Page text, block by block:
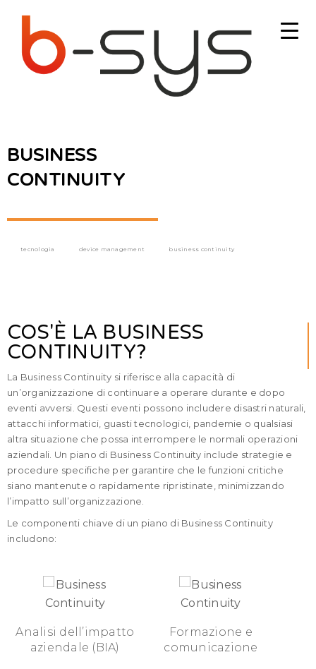
BUSINESS
CONTINUITY
tecnologia device management business continuity
COS'È LA BUSINESS
CONTINUITY?
La Business Continuity si riferisce alla capacità di
un’organizzazione di continuare a operare durante e dopo
eventi avversi. Questi eventi possono includere disastri naturali,
attacchi informatici, guasti tecnologici, pandemie o qualsiasi
altra situazione che possa interrompere le normali operazioni
aziendali. Un piano di Business Continuity include strategie e
procedure specifiche per garantire che le funzioni critiche
siano mantenute o rapidamente ripristinate, minimizzando
l’impatto sull’organizzazione.
Le componenti chiave di un piano di Business Continuity
includono:
Analisi dell’impatto
aziendale (BIA)
Formazione e
comunicazione